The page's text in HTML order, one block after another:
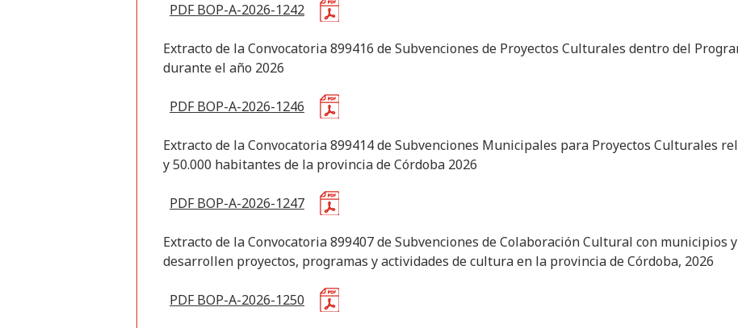
PDF BOP-A-2026-1242
Extracto de la Convocatoria 899416 de Subvenciones de Proyectos Culturales dentro del
durante el año 2026
PDF BOP-A-2026-1246
Extracto de la Convocatoria 899414 de Subvenciones Municipales para Proyectos Culturales
y 50.000 habitantes de la provincia de Córdoba 2026
PDF BOP-A-2026-1247
Extracto de la Convocatoria 899407 de Subvenciones de Colaboración Cultural con municipios
desarrollen proyectos, programas y actividades de cultura en la provincia de Córdoba, 2026
PDF BOP-A-2026-1250